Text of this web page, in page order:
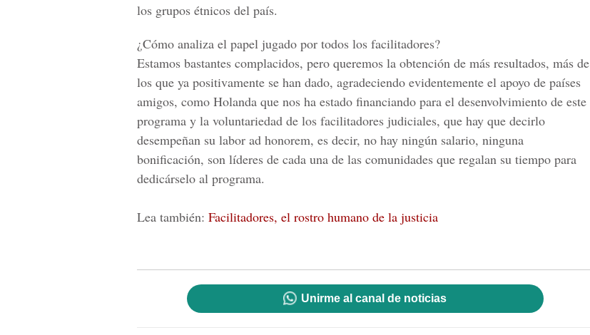
los grupos étnicos del país.
¿Cómo analiza el papel jugado por todos los facilitadores?
Estamos bastantes complacidos, pero queremos la obtención de más resultados, más de
los que ya positivamente se han dado, agradeciendo evidentemente el apoyo de países
amigos, como Holanda que nos ha estado financiando para el desenvolvimiento de este
programa y la voluntariedad de los facilitadores judiciales, que hay que decirlo
desempeñan su labor ad honorem, es decir, no hay ningún salario, ninguna
bonificación, son líderes de cada una de las comunidades que regalan su tiempo para
dedicárselo al programa.
Lea también: Facilitadores, el rostro humano de la justicia
Unirme al canal de noticias